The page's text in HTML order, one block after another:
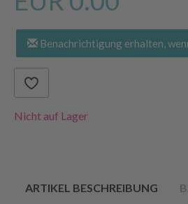
Benachrichtigung erhalten,
Nicht auf Lager
ARTIKEL BESCHREIBUNG